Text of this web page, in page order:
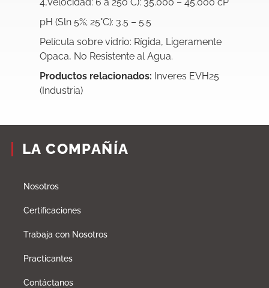
pH (Sln 5%; 25°C): 3.5 – 5.5
Película sobre vidrio: Rígida, Ligeramente
Opaca, No Resistente al Agua.
Productos relacionados: Inveres EVH25
(Industria)
LA COMPAÑÍA
Nosotros
Certificaciones
Trabaja con Nosotros
Practicantes
Contáctanos